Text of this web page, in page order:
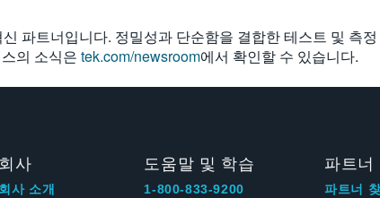
파트너입니다. 정밀성과 단순함을 결합한 테스트 및 측
의 소식은 tek.com/newsroom에서 확인할 수 있습니다.
회사
회사 소개
도움말 및 학습
1-800-833-9200
파트너
파트너 찾